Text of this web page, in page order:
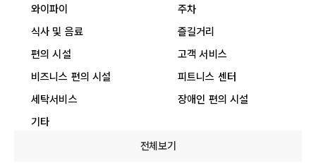
와이파이
주차
식사 및 음료
즐길거리
편의 시설
고객 서비스
비즈니스 편의 시설
피트니스 센터
세탁서비스
장애인 편의 시설
기타
전체보기